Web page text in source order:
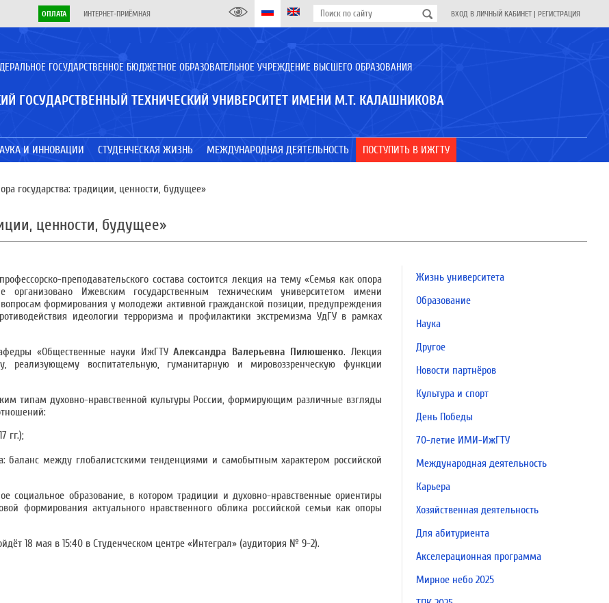
ОПЛАТА ИНТЕРНЕТ-ПРИЁМНАЯ ВХОД В ЛИЧНЫЙ КАБИНЕТ | РЕГИСТРАЦИЯ
ГОСУДАРСТВЕННОЕ БЮДЖЕТНОЕ ОБРАЗОВАТЕЛЬНОЕ УЧРЕЖДЕНИЕ ВЫСШЕГО ОБРАЗОВАНИЯ
ГОСУДАРСТВЕННЫЙ ТЕХНИЧЕСКИЙ УНИВЕРСИТЕТ ИМЕНИ М.Т. КАЛАШНИКОВА
И ИННОВАЦИИ СТУДЕНЧЕСКАЯ ЖИЗНЬ МЕЖДУНАРОДНАЯ ДЕЯТЕЛЬНОСТЬ ПОСТУПИТЬ В ИЖГТУ
государства: традиции, ценности, будущее»
ценности, будущее»
преподавательского состава состоится лекция на тему «Семья как опора
организовано Ижевским государственным техническим университетом имени
формирования у молодежи активной гражданской позиции, предупреждения
идеологии терроризма и профилактики экстремизма УдГУ в рамках
«Общественные науки ИжГТУАлександра Валерьевна Пилюшенко. Лекция
реализующему воспитательную, гуманитарную и мировоззренческую функции
типам духовно-нравственной культуры России, формирующим различные взгляды
гг.);
баланс между глобалистскими тенденциями и самобытным характером российской
социальное образование, в котором традиции и духовно-нравственные ориентиры
формирования актуального нравственного облика российской семьи как опоры
18 мая в 15:40 в Студенческом центре «Интеграл» (аудитория № 9-2).
Жизнь университета
Образование
Наука
Другое
Новости партнёров
Культура и спорт
День Победы
70-летие ИМИ-ИжГТУ
Международная деятельность
Карьера
Хозяйственная деятельность
Для абитуриента
Акселерационная программа
Мирное небо 2025